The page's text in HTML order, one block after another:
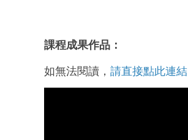
課程成果作品：
如無法閱讀， 請直接點此連結